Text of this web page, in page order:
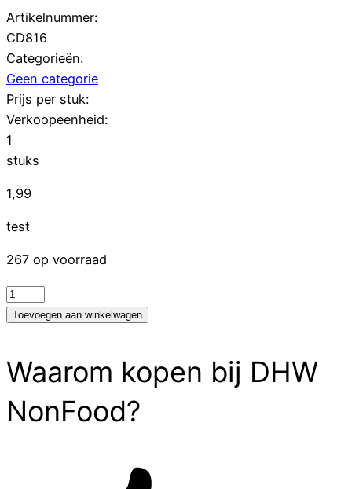
Artikelnummer:
CD816
Categorieën:
Geen categorie
Prijs per stuk:
Verkoopeenheid:
1
stuks
1,99
test
267 op voorraad
test
aantal
Toevoegen aan winkelwagen
Waarom kopen bij DHW
NonFood?